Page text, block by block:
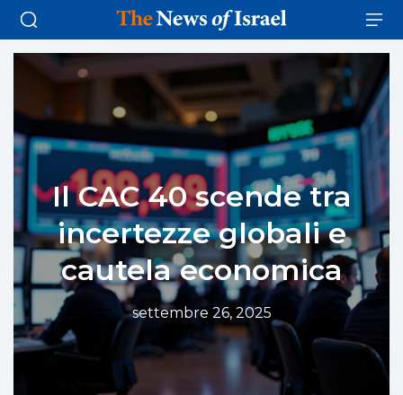
Il CAC 40 scende tra
incertezze globali e
cautela economica
settembre 26, 2025